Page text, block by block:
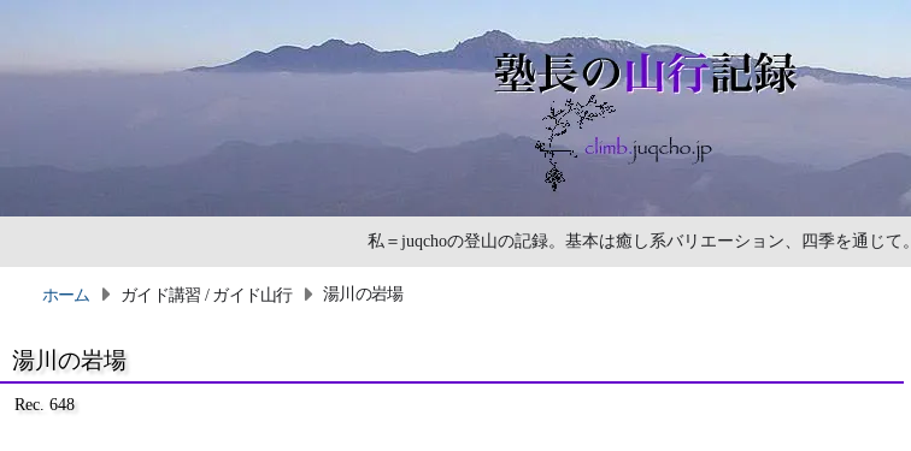
私＝juqchoの登山の記録。基本は癒し系バリエーション、四季を通じて。
ホーム ガイド講習 / ガイド山行 湯川の岩場
湯川の岩場
Rec. 648